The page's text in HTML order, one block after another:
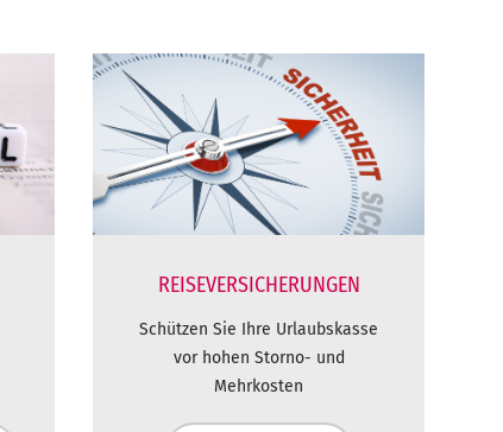
REISEVERSICHERUNGEN
Schützen Sie Ihre Urlaubskasse
vor hohen Storno- und
Mehrkosten